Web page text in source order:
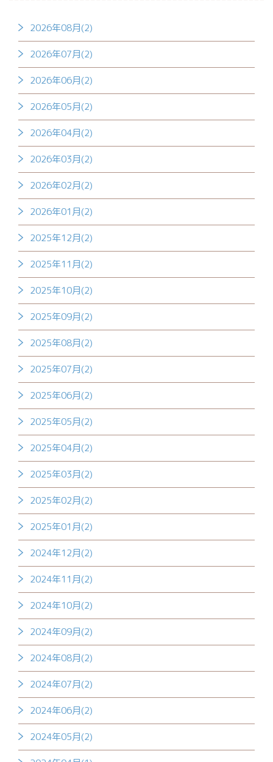
2026年08月(2)
2026年07月(2)
2026年06月(2)
2026年05月(2)
2026年04月(2)
2026年03月(2)
2026年02月(2)
2026年01月(2)
2025年12月(2)
2025年11月(2)
2025年10月(2)
2025年09月(2)
2025年08月(2)
2025年07月(2)
2025年06月(2)
2025年05月(2)
2025年04月(2)
2025年03月(2)
2025年02月(2)
2025年01月(2)
2024年12月(2)
2024年11月(2)
2024年10月(2)
2024年09月(2)
2024年08月(2)
2024年07月(2)
2024年06月(2)
2024年05月(2)